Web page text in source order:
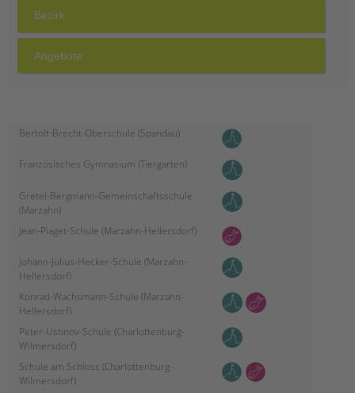
schoolcoach BTL
Stellenangebote
tandem als Arbeitgeberin
unkuerzbar
Briefe an Kai
PRESSE
Magazin
KONTAKT
Impressum
Datenschutz
Bertolt-Brecht-Oberschule (Spandau)
Französisches Gymnasium (Tiergarten)
Gretel-Bergmann-Gemeinschaftsschule
(Marzahn)
Jean-Piaget-Schule (Marzahn-Hellersdorf)
Johann-Julius-Hecker-Schule (Marzahn-
Hellersdorf)
Konrad-Wachsmann-Schule (Marzahn-
Hellersdorf)
Peter-Ustinov-Schule (Charlottenburg-
Wilmersdorf)
Schule am Schloss (Charlottenburg-
Wilmersdorf)